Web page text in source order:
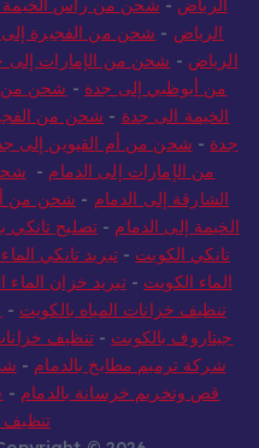
الرياض - شحن من رأس الخيمة
الرياض - شحن من الفجيرة إلى
الرياض - شحن من الإمارات إلى
من أبوظبي إلى جدة - شحن من
الخيمة الى جدة - شحن من
جدة - شحن من أم القيوين إلى
من الإمارات إلى الدمام -
الشارقة إلى الدمام - شحن من
الخيمة إلى الدمام -تصليح تانكي
تانكي الكويت -تبريد تانكي
الماء الكويت -تبريد خزان الماء
تنظيف خزانات المياه بالكويت -
جيتاروف بالكويت -تنظيف
شركة ترميم مطابخ بالدمام -
قص وتخريم خرسانة بالدمام -